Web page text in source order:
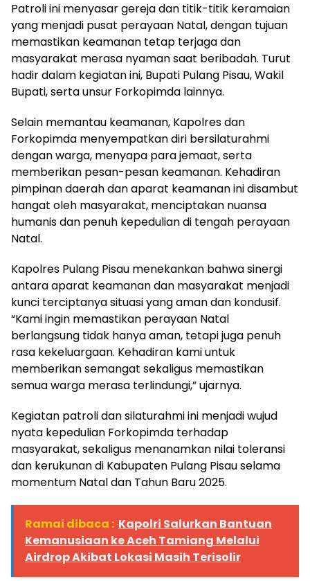
Patroli ini menyasar gereja dan titik-titik keramaian
yang menjadi pusat perayaan Natal, dengan tujuan
memastikan keamanan tetap terjaga dan
masyarakat merasa nyaman saat beribadah. Turut
hadir dalam kegiatan ini, Bupati Pulang Pisau, Wakil
Bupati, serta unsur Forkopimda lainnya.
Selain memantau keamanan, Kapolres dan
Forkopimda menyempatkan diri bersilaturahmi
dengan warga, menyapa para jemaat, serta
memberikan pesan-pesan keamanan. Kehadiran
pimpinan daerah dan aparat keamanan ini disambut
hangat oleh masyarakat, menciptakan nuansa
humanis dan penuh kepedulian di tengah perayaan
Natal.
Kapolres Pulang Pisau menekankan bahwa sinergi
antara aparat keamanan dan masyarakat menjadi
kunci terciptanya situasi yang aman dan kondusif.
“Kami ingin memastikan perayaan Natal
berlangsung tidak hanya aman, tetapi juga penuh
rasa kekeluargaan. Kehadiran kami untuk
memberikan semangat sekaligus memastikan
semua warga merasa terlindungi,” ujarnya.
Kegiatan patroli dan silaturahmi ini menjadi wujud
nyata kepedulian Forkopimda terhadap
masyarakat, sekaligus menanamkan nilai toleransi
dan kerukunan di Kabupaten Pulang Pisau selama
momentum Natal dan Tahun Baru 2025.
Ramai dibaca : Kapolri Salurkan Bantuan
Kemanusiaan ke Aceh Tamiang Melalui
Airdrop Akibat Lokasi Masih Terisolir